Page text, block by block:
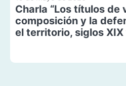
Charla “Los títulos de
composición y la
el territorio, siglos XIX